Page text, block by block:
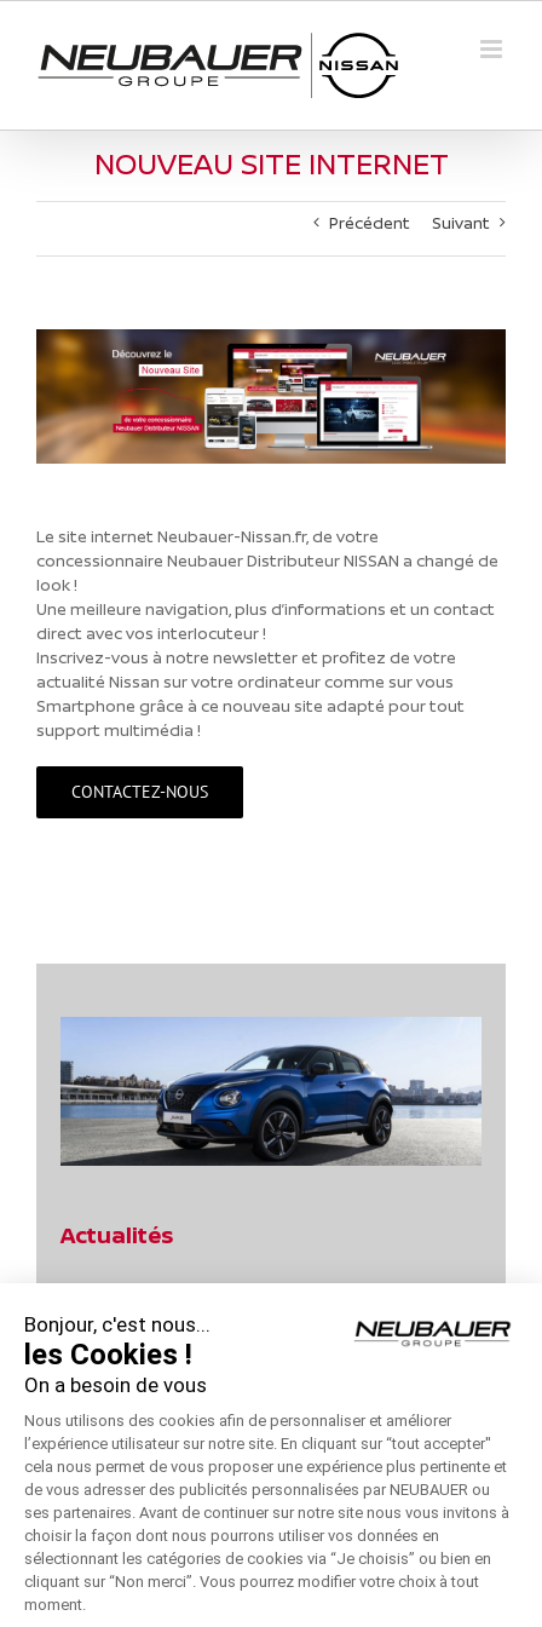
contenu
NOUVEAU SITE INTERNET
Précédent Suivant
Le site internet Neubauer-Nissan.fr, de votre
concessionnaire Neubauer Distributeur NISSAN a changé de
look !
Une meilleure navigation, plus d’informations et un contact
direct avec vos interlocuteur !
Inscrivez-vous à notre newsletter et profitez de votre
actualité Nissan sur votre ordinateur comme sur vous
Smartphone grâce à ce nouveau site adapté pour tout
support multimédia !
CONTACTEZ-NOUS
Actualités
Profitez des Jours Hybrides Nissan !
Profitez des Jours Hybrides Nissan !
Jours Power d’Achats Nissan – Remise 10000 €
Jours Power d’Achats Nissan !
Bonjour, c'est nous...
les Cookies !
On a besoin de vous
Nous utilisons des cookies afin de personnaliser et améliorer
l’expérience utilisateur sur notre site. En cliquant sur “tout accepter''
cela nous permet de vous proposer une expérience plus pertinente et
de vous adresser des publicités personnalisées par NEUBAUER ou
ses partenaires. Avant de continuer sur notre site nous vous invitons à
choisir la façon dont nous pourrons utiliser vos données en
sélectionnant les catégories de cookies via “Je choisis” ou bien en
cliquant sur “Non merci”. Vous pourrez modifier votre choix à tout
moment.